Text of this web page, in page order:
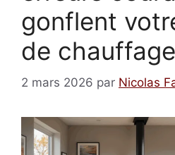
gonflent
de chauffage
2 mars 2026 par Nicolas